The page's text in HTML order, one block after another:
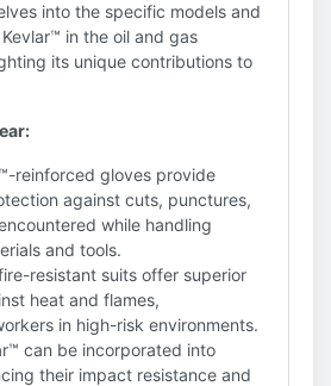
into the specific models and
in the oil and gas
its unique contributions to
reinforced gloves provide
against cuts, punctures,
while handling
and tools.
resistant suits offer superior
heat and flames,
in high-risk environments.
can be incorporated into
their impact resistance and